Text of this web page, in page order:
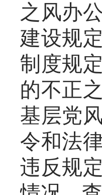
之风办
建设规
制度规
的不正
基层党
令和法
违反规